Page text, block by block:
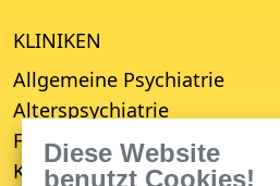
KLINIKEN
Allgemeine Psychiatrie
Alterspsychiatrie
Forensische Psychiatrie
Kinder- und Jugendpsychiatrie
Diese Website
benutzt Cookies!